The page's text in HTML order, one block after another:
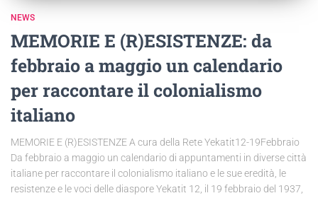
NEWS
MEMORIE E (R)ESISTENZE: da
febbraio a maggio un calendario
per raccontare il colonialismo
italiano
MEMORIE E (R)ESISTENZE A cura della Rete Yekatit12-19Febbraio
Da febbraio a maggio un calendario di appuntamenti in diverse città
italiane per raccontare il colonialismo italiano e le sue eredità, le
resistenze e le voci delle diaspore Yekatit 12, il 19 febbraio del 1937,